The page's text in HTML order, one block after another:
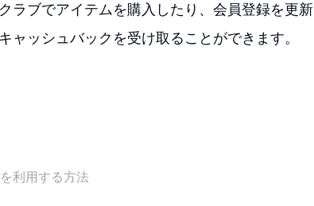
ラブでアイテムを購入したり、会員登録を更新
ャッシュバックを受け取ることができます。
利用する方法